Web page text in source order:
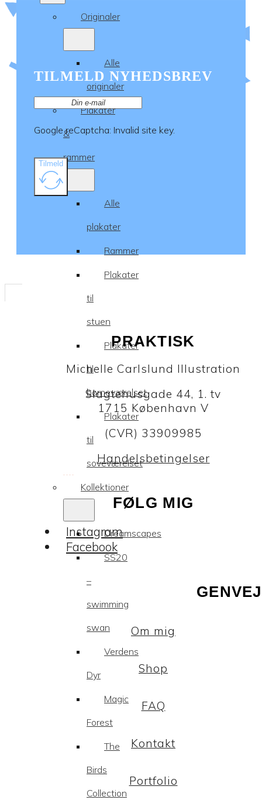
Originaler
Alle
originaler
Plakater
&
rammer
Alle
plakater
Rammer
Plakater
til
stuen
Plakater
til
børneværelset
Plakater
til
soveværelset
Kollektioner
Dreamscapes
SS20
–
swimming
swan
Verdens
Dyr
Magic
Forest
The
Birds
Collection
TILMELD NYHEDSBREV
Google reCaptcha: Invalid site key.
Tilmeld
PRAKTISK
Michelle Carlslund Illustration
Slagtehusgade 44, 1. tv
1715 København V
(CVR) 33909985
Handelsbetingelser
FØLG MIG
Instagram
Facebook
Om mig
Shop
FAQ
Kontakt
Portfolio